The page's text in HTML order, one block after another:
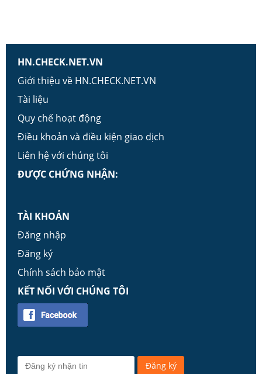
HN.CHECK.NET.VN
Giới thiệu về HN.CHECK.NET.VN
Tài liệu
Quy chế hoạt động
Điều khoản và điều kiện giao dịch
Liên hệ với chúng tôi
ĐƯỢC CHỨNG NHẬN:
TÀI KHOẢN
Đăng nhập
Đăng ký
Chính sách bảo mật
KẾT NỐI VỚI CHÚNG TÔI